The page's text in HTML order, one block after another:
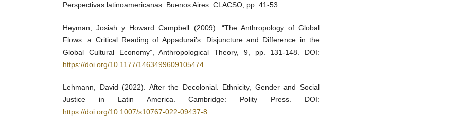
Perspectivas latinoamericanas. Buenos Aires: CLACSO, pp. 41-53.
Heyman, Josiah y Howard Campbell (2009). “The Anthropology of Global
Flows: a Critical Reading of Appadurai’s. Disjuncture and Difference in the
Global Cultural Economy”, Anthropological Theory, 9, pp. 131-148. DOI:
https://doi.org/10.1177/1463499609105474
Lehmann, David (2022). After the Decolonial. Ethnicity, Gender and Social
Justice in Latin America. Cambridge: Polity Press. DOI:
https://doi.org/10.1007/s10767-022-09437-8